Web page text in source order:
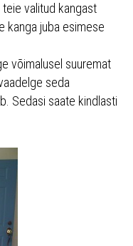
teie valitud kangast
kanga juba esimese
võimalusel suuremat
seda
Sedasi saate kindlasti